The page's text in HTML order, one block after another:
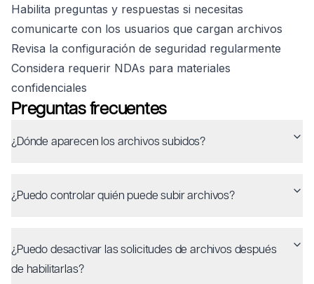
Habilita preguntas y respuestas si necesitas
comunicarte con los usuarios que cargan archivos
Revisa la configuración de seguridad regularmente
Considera requerir NDAs para materiales
confidenciales
Preguntas frecuentes
¿Dónde aparecen los archivos subidos?
¿Puedo controlar quién puede subir archivos?
¿Puedo desactivar las solicitudes de archivos después
de habilitarlas?